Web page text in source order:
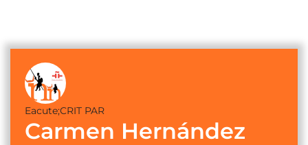
Eacute;CRIT PAR
Carmen Hernández